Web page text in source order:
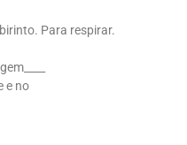
Para respirar.
e no